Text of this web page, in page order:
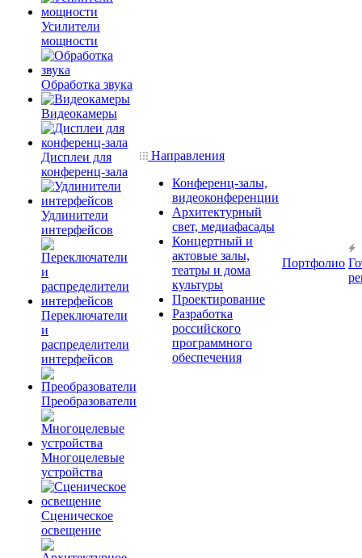
Усилители
мощности
Обработка звука
Видеокамеры
Дисплеи для
конференц-зала
Удлинители
интерфейсов
Переключатели
и
распределители
интерфейсов
Преобразователи
Многоцелевые
устройства
Сценическое
освещение
Направления
Конференц-залы,
видеоконференции
Архитектурный
свет, медиафасады
Концертный и
актовые залы,
театры и дома
культуры
Проектирование
Разработка
российского
программного
обеспечения
Портфолио